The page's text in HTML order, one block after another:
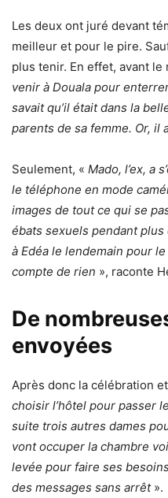
Les deux ont juré devant
meilleur et pour le pire.
plus tenir. En effet, avant le
venir à Douala pour
savait qu’il était dans la
parents de sa femme. Or, il
Seulement, « Mado, l’ex, a
le téléphone en mode
images de tout ce qui se
ébats sexuels pendant
à Edéa le lendemain pour
compte de rien », raconte
De
envoyées
Après donc la célébration
choisir l’hôtel pour passer
suite trois autres dames
vont occuper la chambre
levée pour faire ses
des messages sans arrêt».